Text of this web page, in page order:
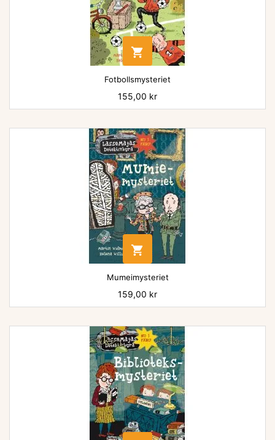

Fotbollsmysteriet
Pris
155,00 kr

Mumeimysteriet
Pris
159,00 kr